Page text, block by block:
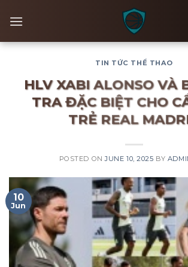
TIN TỨC THỂ THAO
HLV XABI ALONSO VÀ
TRA ĐẶC BIỆT CHO
TRẺ REAL
POSTED ONJUNE 10, 2025 BY
10
Jun